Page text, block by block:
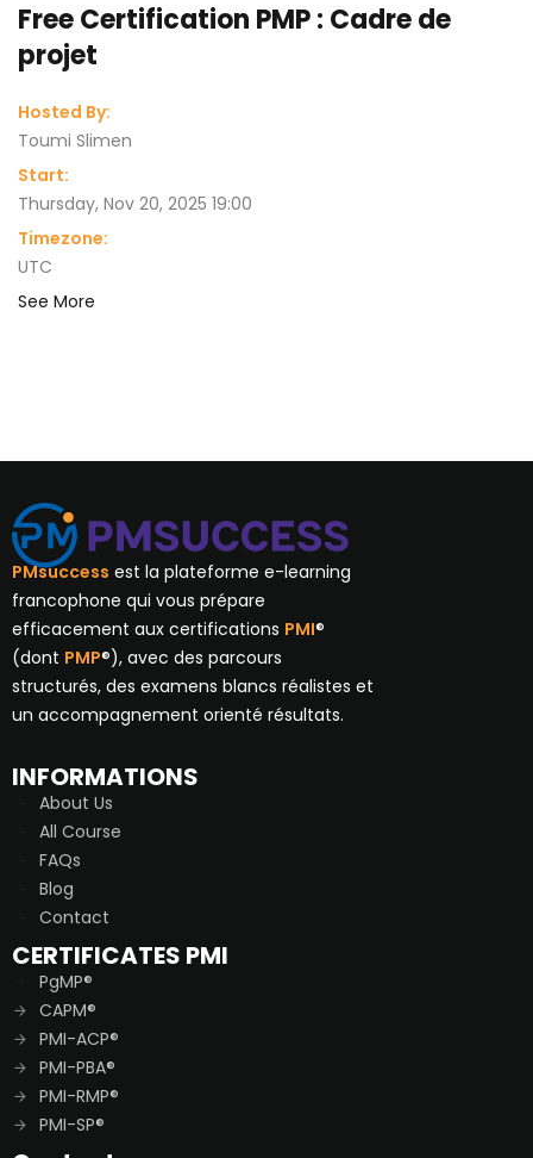
Free Certification PMP : Cadre de
projet
Hosted By:
Toumi Slimen
Start:
Thursday, Nov 20, 2025 19:00
Timezone:
UTC
See More
PMsuccess est la plateforme e-learning
francophone qui vous prépare
efficacement aux certifications PMI®
(dont PMP®), avec des parcours
structurés, des examens blancs réalistes et
un accompagnement orienté résultats.
INFORMATIONS
About Us
All Course
FAQs
Blog
Contact
CERTIFICATES PMI
PgMP®
CAPM®
PMI-ACP®
PMI-PBA®
PMI-RMP®
PMI-SP®